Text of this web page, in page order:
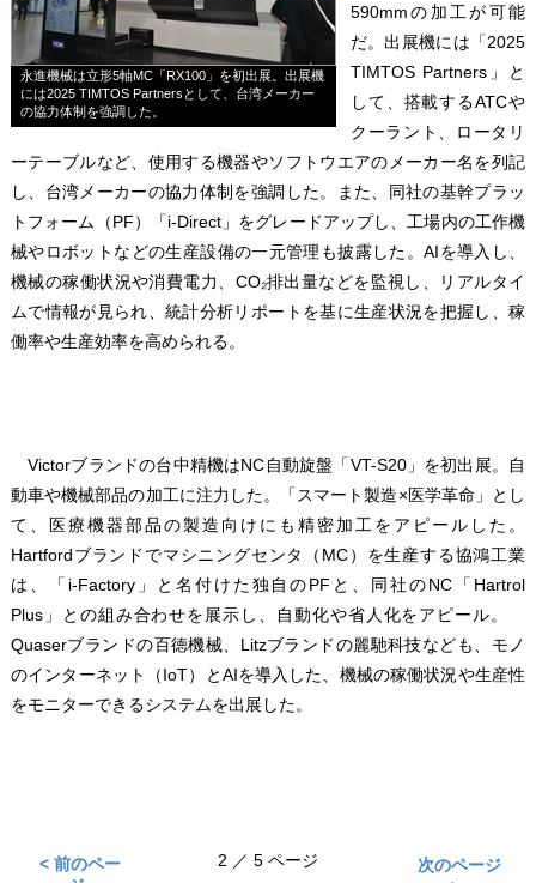
永進機械は立形5軸MC「RX100」を初出展。出展機
には2025 TIMTOS Partnersとして、台湾メーカー
の協力体制を強調した。
590mmの加工が可能
だ。出展機には「2025
TIMTOS Partners」と
して、搭載するATCや
クーラント、ロータリ
ーテーブルなど、使用する機器やソフトウエアのメーカー名を列記
し、台湾メーカーの協力体制を強調した。また、同社の基幹プラッ
トフォーム（PF）「i-Direct」をグレードアップし、工場内の工作機
械やロボットなどの生産設備の一元管理も披露した。AIを導入し、
機械の稼働状況や消費電力、CO₂排出量などを監視し、リアルタイ
ムで情報が見られ、統計分析リポートを基に生産状況を把握し、稼
働率や生産効率を高められる。
Victorブランドの台中精機はNC自動旋盤「VT-S20」を初出展。自
動車や機械部品の加工に注力した。「スマート製造×医学革命」とし
て、医療機器部品の製造向けにも精密加工をアピールした。
Hartfordブランドでマシニングセンタ（MC）を生産する協鴻工業
は、「i-Factory」と名付けた独自のPFと、同社のNC「Hartrol
Plus」との組み合わせを展示し、自動化や省人化をアピール。
Quaserブランドの百徳機械、Litzブランドの麗馳科技なども、モノ
のインターネット（IoT）とAIを導入した、機械の稼働状況や生産性
をモニターできるシステムを出展した。
< 前のペー
2 ／ 5 ページ
次のページ